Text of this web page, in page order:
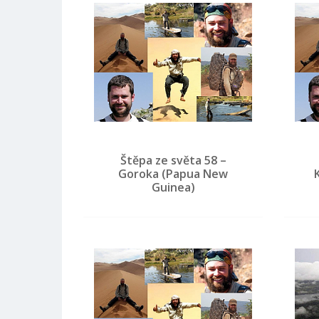
Štěpa ze světa 58 –
Goroka (Papua New
Guinea)